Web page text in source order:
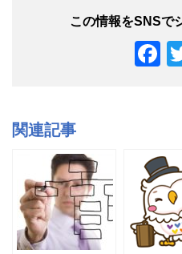
F
b
o
o
k
関連記事